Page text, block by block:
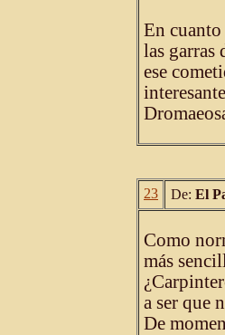
En
las garras
ese
23 De: El
Como
más
a ser que
De